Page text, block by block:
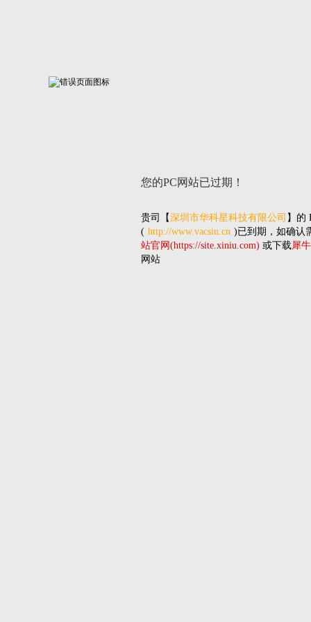
您的PC网站已过期！
贵司 【深圳市华科星科技有限公司 】的
( http://www.vacsin.cn )已到期，如确认
站官网(https://site.xiniu.com) 或下载犀
网站